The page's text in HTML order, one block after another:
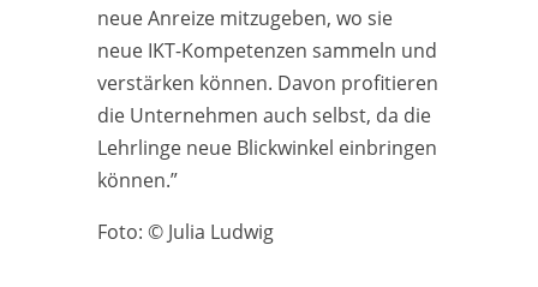
neue Anreize mitzugeben, wo sie
neue IKT-Kompetenzen sammeln und
verstärken können. Davon profitieren
die Unternehmen auch selbst, da die
Lehrlinge neue Blickwinkel einbringen
können.”
Foto: © Julia Ludwig